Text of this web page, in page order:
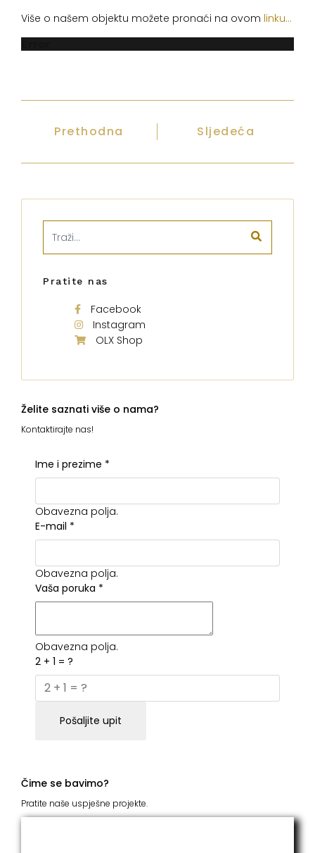
Više o našem objektu možete pronaći na ovom linku...
Prethodna Sljedeća
Pratite nas
Facebook
Instagram
OLX Shop
Želite saznati više o nama?
Kontaktirajte nas!
Ime i prezime *
Obavezna polja.
E-mail *
Obavezna polja.
Vaša poruka *
Obavezna polja.
2 + 1 = ?
Pošaljite upit
Čime se bavimo?
Pratite naše uspješne projekte.